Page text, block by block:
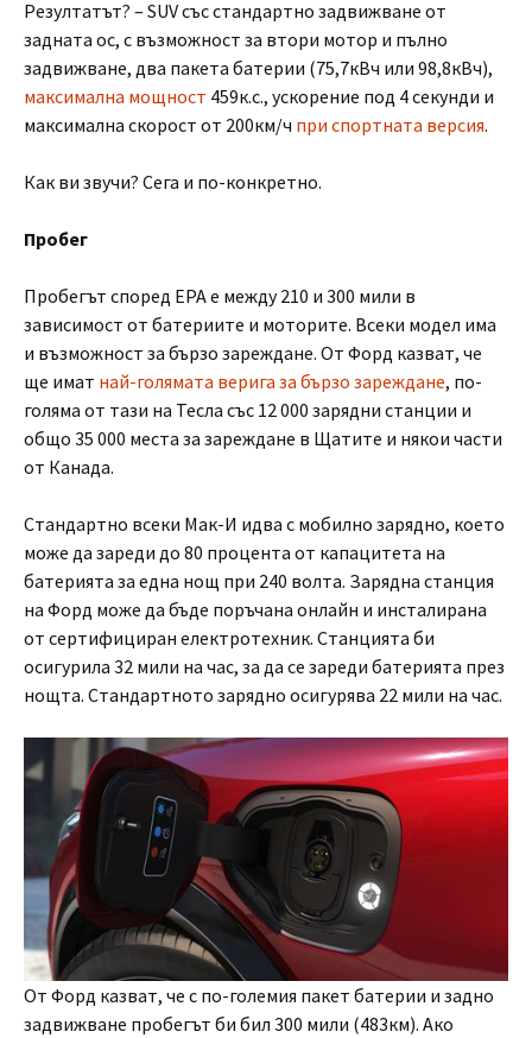
Резултатът? – SUV със стандартно задвижване от
задната ос, с възможност за втори мотор и пълно
задвижване, два пакета батерии (75,7кВч или 98,8кВч),
максимална мощност 459к.с., ускорение под 4 секунди и
максимална скорост от 200км/ч при спортната версия.
Как ви звучи? Сега и по-конкретно.
Пробег
Пробегът според ЕРА е между 210 и 300 мили в
зависимост от батериите и моторите. Всеки модел има
и възможност за бързо зареждане. От Форд казват, че
ще имат най-голямата верига за бързо зареждане, по-
голяма от тази на Тесла със 12 000 зарядни станции и
общо 35 000 места за зареждане в Щатите и някои части
от Канада.
Стандартно всеки Мак-И идва с мобилно зарядно, което
може да зареди до 80 процента от капацитета на
батерията за една нощ при 240 волта. Зарядна станция
на Форд може да бъде поръчана онлайн и инсталирана
от сертифициран електротехник. Станцията би
осигурила 32 мили на час, за да се зареди батерията през
нощта. Стандартното зарядно осигурява 22 мили на час.
От Форд казват, че с по-големия пакет батерии и задно
задвижване пробегът би бил 300 мили (483км). Ако